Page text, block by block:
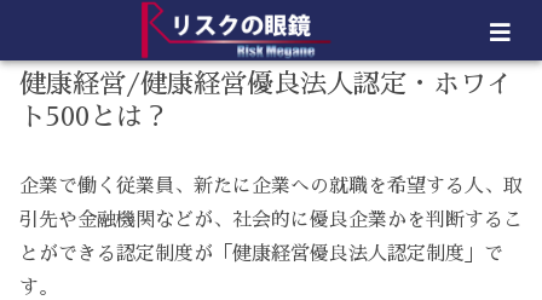
健康経営/健康経営優良法人認定・ホワイ
ト500とは？
企業で働く従業員、新たに企業への就職を希望する人、取
引先や金融機関などが、社会的に優良企業かを判断するこ
とができる認定制度が「健康経営優良法人認定制度」で
す。